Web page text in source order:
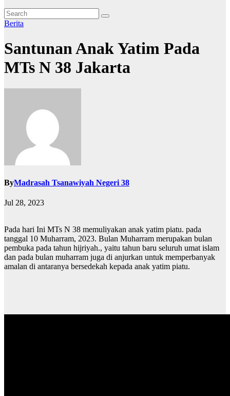
Berita
Santunan Anak Yatim Pada
MTs N 38 Jakarta
ByMadrasah Tsanawiyah Negeri 38
Jul 28, 2023
Pada hari Ini MTs N 38 memuliyakan anak yatim piatu. pada
tanggal 10 Muharram, 2023. Bulan Muharram merupakan bulan
pembuka pada tahun hijriyah., yaitu tahun baru seluruh umat islam
dan pada bulan muharram juga di anjurkan untuk memperbanyak
amalan di antaranya bersedekah kepada anak yatim piatu.